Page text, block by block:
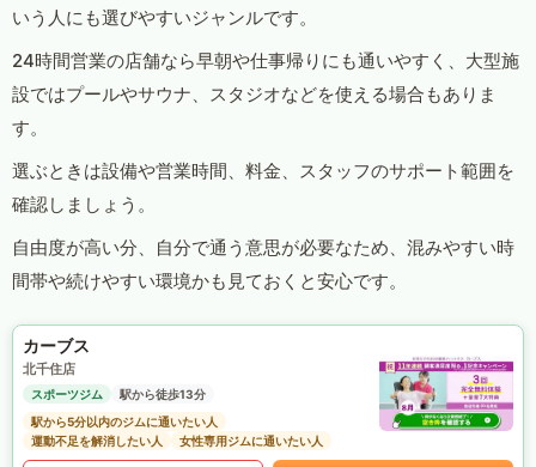
いう人にも選びやすいジャンルです。
24時間営業の店舗なら早朝や仕事帰りにも通いやすく、大型施
設ではプールやサウナ、スタジオなどを使える場合もありま
す。
選ぶときは設備や営業時間、料金、スタッフのサポート範囲を
確認しましょう。
自由度が高い分、自分で通う意思が必要なため、混みやすい時
間帯や続けやすい環境かも見ておくと安心です。
カーブス
北千住店
スポーツジム
駅から徒歩13分
駅から5分以内のジムに通いたい人
運動不足を解消したい人
女性専用ジムに通いたい人